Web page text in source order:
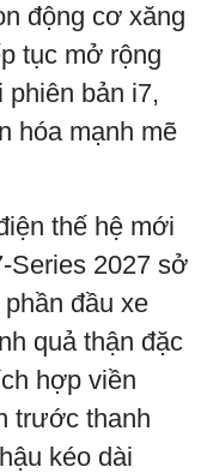
động cơ xăng
tục mở rộng
phiên bản i7,
hóa mạnh mẽ
thế hệ mới
Series 2027 sở
đầu xe
quả thận đặc
hợp viền
trước thanh
kéo dài